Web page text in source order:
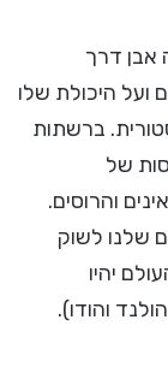
אבן דרך
ועל היכולת שלו
ברשתות
של
והרוסים.
שלנו לשוק
יהיו
והודו).